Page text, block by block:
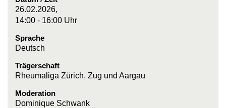
26.02.2026,
14:00 - 16:00 Uhr
Sprache
Deutsch
Trägerschaft
Rheumaliga Zürich, Zug und Aargau
Moderation
Dominique Schwank